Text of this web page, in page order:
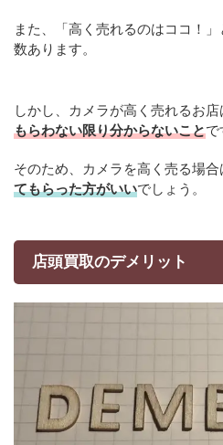
また、「高く売れるのはココ！
数あります。
しかし、カメラが高く売れるお店
もらわない限り分からないことで
そのため、カメラを高く売る場合
てもらった方がいいでしょう。
店頭買取のデメリット